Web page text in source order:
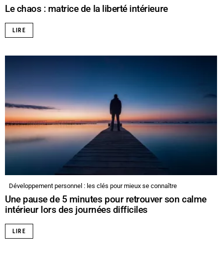
Le chaos : matrice de la liberté intérieure
LIRE
Développement personnel : les clés pour mieux se connaître
Une pause de 5 minutes pour retrouver son calme
intérieur lors des journées difficiles
LIRE